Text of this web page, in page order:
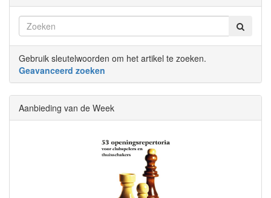
Gebruik sleutelwoorden om het artikel te zoeken.
Geavanceerd zoeken
Aanbieding van de Week